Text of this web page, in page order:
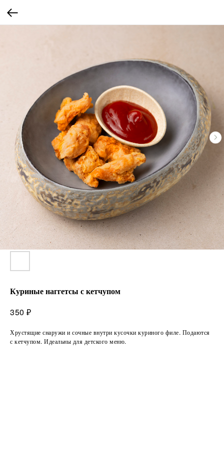
Куриные наггетсы с кетчупом
350 ₽
Хрустящие снаружи и сочные внутри кусочки куриного филе. Подаются
с кетчупом. Идеальны для детского меню.